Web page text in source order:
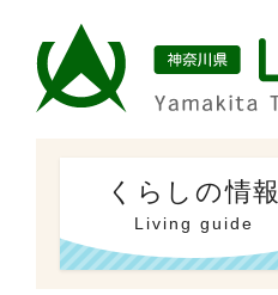
くらしの情報
Living guide